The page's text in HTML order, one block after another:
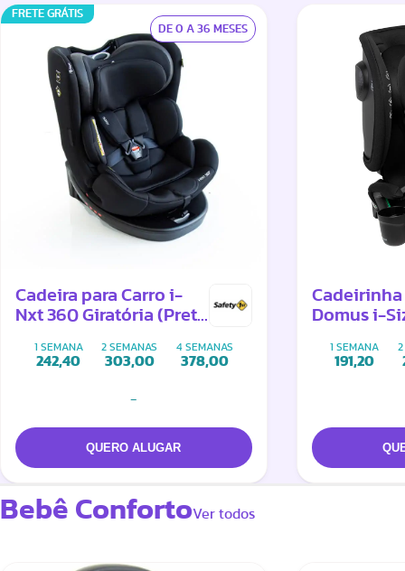
FRETE GRÁTIS
DE 0 A 36 MESES
Cadeira para Carro i-
Nxt 360 Giratória (Preta
1 SEMANA
242,40
2 SEMANAS
303,00
4 SEMANAS
378,00
-
Cadeirinha
Domus i-
1 SEMANA
191,20
2
Bebê ConfortoVer todos